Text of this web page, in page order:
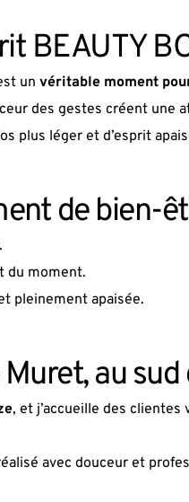
BEAUTY
un véritable moment
des gestes créent une
plus léger et d’esprit
de bien-
du moment.
pleinement apaisée.
au sud
, et j’accueille des clientes
avec douceur et